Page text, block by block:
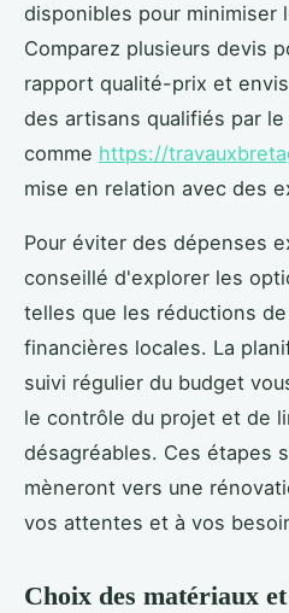
disponibles pour minimiser
Comparez plusieurs devis
rapport qualité-prix et
des artisans qualifiés par
comme https://
mise en relation avec des
Pour éviter des dépenses
conseillé d'explorer les
telles que les réductions
financières locales. La
suivi régulier du budget
le contrôle du projet et de
désagréables. Ces étapes
mèneront vers une
vos attentes et à vos
Choix des matériaux